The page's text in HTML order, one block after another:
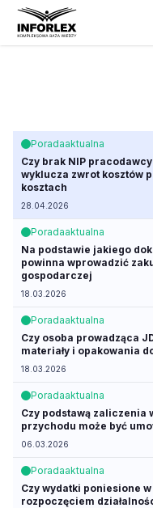
Poradaaktualna
Czy brak NIP
wyklucza zwrot kosztów
kosztach
28.04.2026
Poradaaktualna
Na podstawie jakiego
powinna wprowadzić
gospodarczej
18.03.2026
Poradaaktualna
Czy osoba prowadząca
materiały i opakowania
18.03.2026
Poradaaktualna
Czy podstawą zaliczenia
przychodu może być
06.03.2026
Poradaaktualna
Czy wydatki poniesione
rozpoczęciem